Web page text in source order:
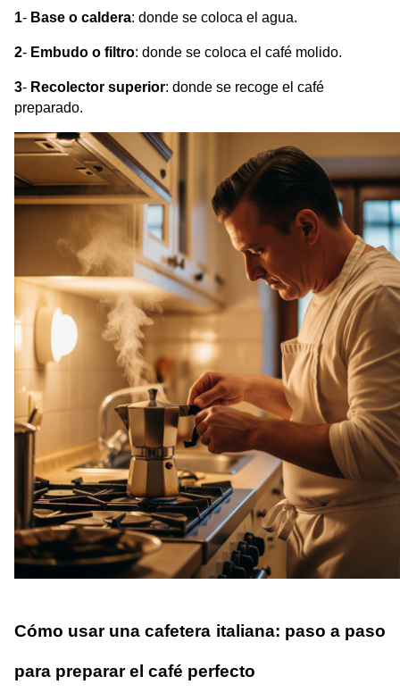
1- Base o caldera: donde se coloca el agua.
2- Embudo o filtro: donde se coloca el café molido.
3- Recolector superior: donde se recoge el café
preparado.
Cómo usar una cafetera italiana: paso a paso
para preparar el café perfecto